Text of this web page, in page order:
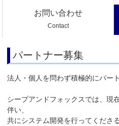
お問い合わせ
Contact
パートナー募集
法人・個人を問わず積極的にパー
シープアンドフォックスでは、現
伴い、
共にシステム開発を行ってくださ